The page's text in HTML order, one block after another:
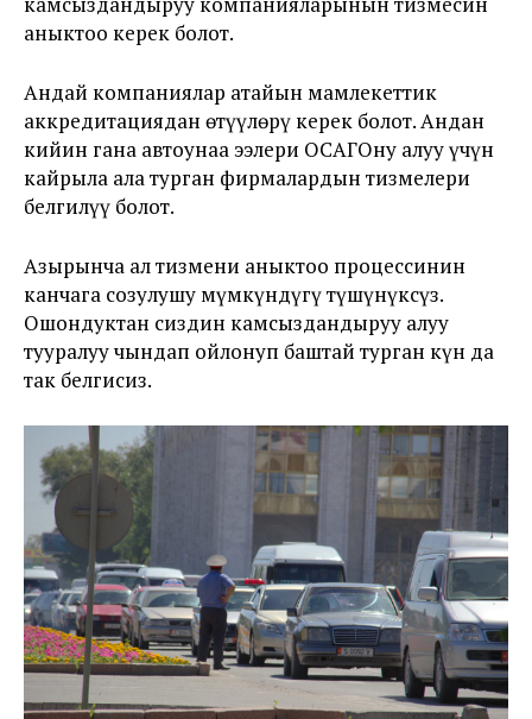
аныктоо керек болот.
Андай компаниялар атайын мамлекеттик
аккредитациядан өтүүлөрү керек болот. Андан
кийин гана автоунаа ээлери ОСАГОну алуу үчүн
кайрыла ала турган фирмалардын тизмелери
белгилүү болот.
Азырынча ал тизмени аныктоо процессинин
канчага созулушу мүмкүндүгү түшүнүксүз.
Ошондуктан сиздин камсыздандыруу алуу
тууралуу чындап ойлонуп баштай турган күн да
так белгисиз.